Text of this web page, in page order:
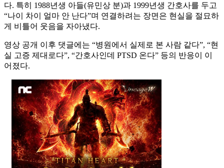
다. 특히 1988년생 아들(유민상 분)과 1999년생 간호사를 두고
“나이 차이 얼마 안 난다”며 연결하려는 장면은 현실을 절묘하
게 비틀어 웃음을 자아냈다.
영상 공개 이후 댓글에는 “병원에서 실제로 본 사람 같다”, “현
실 고증 제대로다”, “간호사인데 PTSD 온다” 등의 반응이 이
어졌다.